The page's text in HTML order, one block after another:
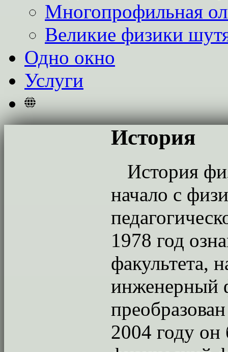
Многопрофильная
Великие физики
Одно окно
Услуги
История
История
начало с
1978 год
факультета,
инженерный
2004 году